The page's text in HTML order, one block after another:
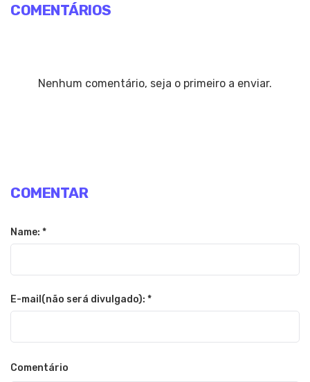
COMENTÁRIOS
Nenhum comentário, seja o primeiro a enviar.
COMENTAR
Name: *
E-mail(não será divulgado): *
Comentário